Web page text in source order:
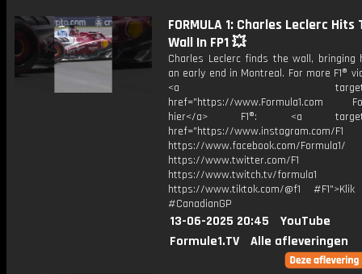
FORMULA 1: Charles Leclerc Hits
Wall In FP1 💥
Charles Leclerc finds the wall, bringing
an early end in Montreal. For more F1®
<a
href="https://www.Formula1.com
hier</a> F1®: <a
href="https://www.instagram.com/F1
https://www.facebook.com/Formula1/
https://www.twitter.com/F1
https://www.twitch.tv/formula1
https://www.tiktok.com/@f1
#CanadianGP
13-06-2025 20:45
YouTube
Formule1.TV
Alle afleveringen